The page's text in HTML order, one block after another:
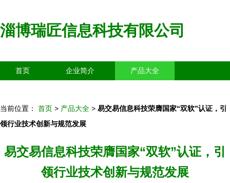
淄博瑞匠信息科技有限公司
首页 企业简介 产品大全
当前位置： 首页 > 产品大全 > 易交易信息科技荣膺国家“双软”认证，引
领行业技术创新与规范发展
易交易信息科技荣膺国家“双软”认证，引
领行业技术创新与规范发展